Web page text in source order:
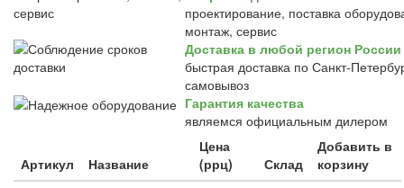
проектирование, поставка
монтаж, сервис
Доставка в любой регион России
быстрая доставка по Санкт-
самовывоз
Гарантия качества
являемся официальным дилером
Артикул Название
Цена
(ррц)
Склад
Добавить в
корзину